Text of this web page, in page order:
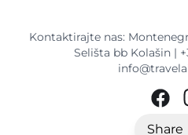
Share
Kontaktirajte nas:
Selišta bb Kolašin |